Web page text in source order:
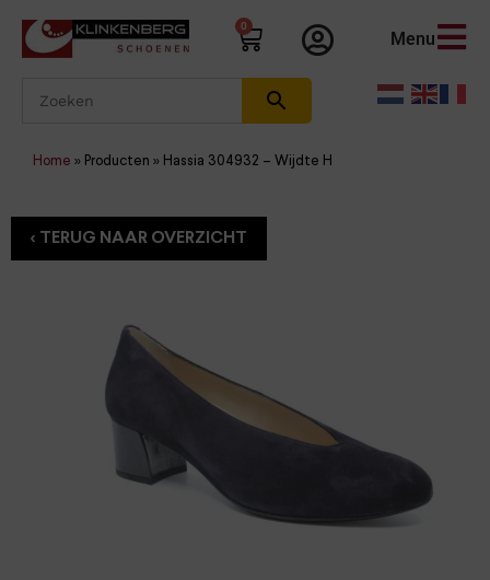
0
Menu
Home » Producten » Hassia 304932 – Wijdte H